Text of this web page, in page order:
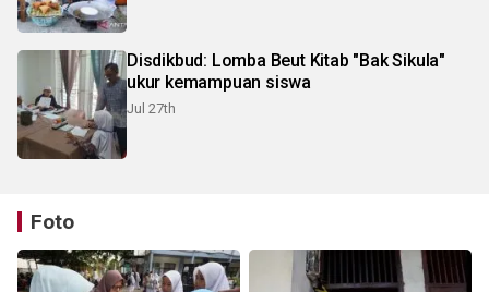
Disdikbud: Lomba Beut Kitab "Bak Sikula"
ukur kemampuan siswa
Jul 27th
Foto